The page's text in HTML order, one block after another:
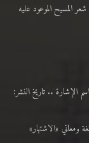
عليه السلام ..«3» نظرة في شعر المسيح الموعود عليه
عليه السلام.. 2 إشارةٌ إلى اسم الإشارة .. تاريخ النشر: